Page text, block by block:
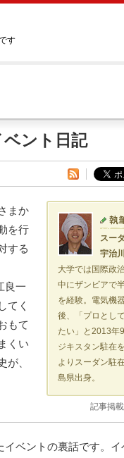
す
ント日記
スー
宇治
大学では国際政
中にザンビアで
を経験。電気機
後、「プロとし
たい」と2013年
ジキスタン駐在
よりスーダン駐
島県出身。
記事掲
まか
を行
する
良一
てく
もて
くい
、
ベントの裏話です。イ